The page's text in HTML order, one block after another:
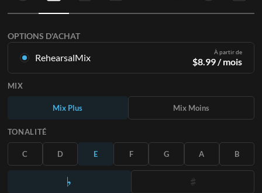
OPTIONS D'ACHAT
RehearsalMix À partir de
$8.99/ mois
Disponible dans les 12 tonalités avec des Mix Plus et Moins
pour chaque partition et le chant original.
S'ABONNER
MIX
Mix Plus Mix Moins
TONALITÉ
C D E F G A B